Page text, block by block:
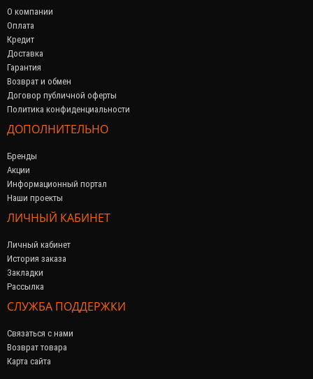
О компании
Оплата
Кредит
Доставка
Гарантия
Возврат и обмен
Договор публичной оферты
Политика конфиденциальности
ДОПОЛНИТЕЛЬНО
Бренды
Акции
Информационный портал
Наши проекты
ЛИЧНЫЙ КАБИНЕТ
Личный кабинет
История заказа
Закладки
Рассылка
СЛУЖБА ПОДДЕРЖКИ
Связаться с нами
Возврат товара
Карта сайта